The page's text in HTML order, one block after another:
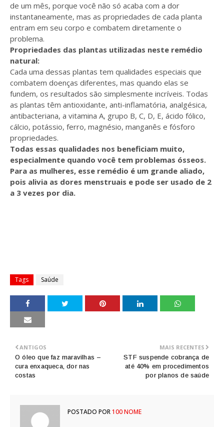
de um mês, porque você não só acaba com a dor
instantaneamente, mas as propriedades de cada planta
entram em seu corpo e combatem diretamente o
problema.
Propriedades das plantas utilizadas neste remédio
natural:
Cada uma dessas plantas tem qualidades especiais que
combatem doenças diferentes, mas quando elas se
fundem, os resultados são simplesmente incríveis. Todas
as plantas têm antioxidante, anti-inflamatória, analgésica,
antibacteriana, a vitamina A, grupo B, C, D, E, ácido fólico,
cálcio, potássio, ferro, magnésio, manganês e fósforo
propriedades.
Todas essas qualidades nos beneficiam muito,
especialmente quando você tem problemas ósseos.
Para as mulheres, esse remédio é um grande aliado,
pois alivia as dores menstruais e pode ser usado de 2
a 3 vezes por dia.
Tags Saúde
MAIS RECENTES
STF suspende cobrança de
até 40% em procedimentos
por planos de saúde
ANTIGOS
O óleo que faz maravilhas –
cura enxaqueca, dor nas
costas
POSTADO POR100 NOME